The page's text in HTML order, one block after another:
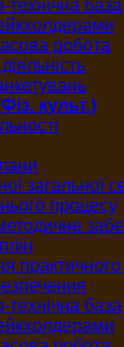
технічна база
робота
культ.)
загальної
процесу
технічна база